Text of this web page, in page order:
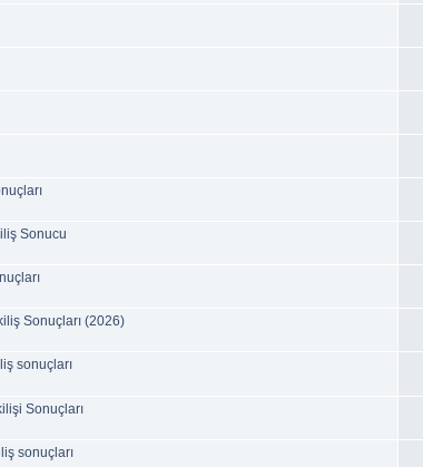
Sonucu
Sonuçları (2026)
sonuçları
Sonuçları
sonuçları